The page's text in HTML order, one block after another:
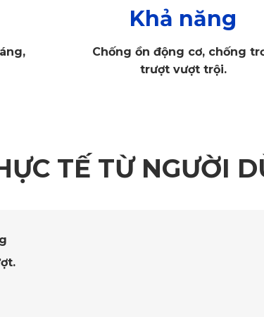
Thiết kế che phủ sàn xe 100%
là chất liệu nhựa PVC nguyên sinh cao cấp.
chức quốc tế uy tín như SGS Châu Âu, TUV,
Khả năng
Chống ồn động cơ, chống
trượt vượt trội.
TẾ TỪ NGƯỜI